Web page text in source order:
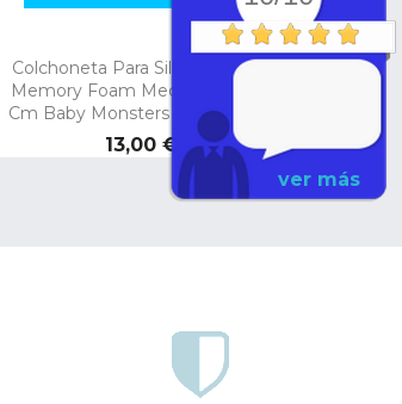
Colchoneta Para Silla De Paseo
Memory Foam Medida: 70 X 33
Cm Baby Monsters Color Fucsia
Precio
13,00 €
ver más